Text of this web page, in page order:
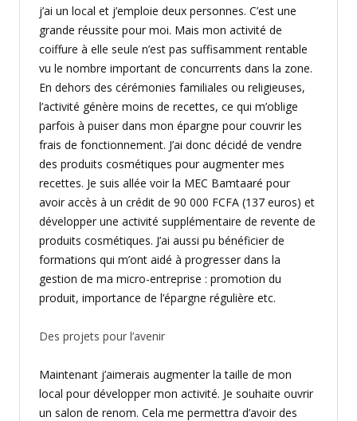
j’ai un local et j’emploie deux personnes. C’est une
grande réussite pour moi. Mais mon activité de
coiffure à elle seule n’est pas suffisamment rentable
vu le nombre important de concurrents dans la zone.
En dehors des cérémonies familiales ou religieuses,
l’activité génère moins de recettes, ce qui m’oblige
parfois à puiser dans mon épargne pour couvrir les
frais de fonctionnement. J’ai donc décidé de vendre
des produits cosmétiques pour augmenter mes
recettes. Je suis allée voir la MEC Bamtaaré pour
avoir accès à un crédit de 90 000 FCFA (137 euros) et
développer une activité supplémentaire de revente de
produits cosmétiques. J’ai aussi pu bénéficier de
formations qui m’ont aidé à progresser dans la
gestion de ma micro-entreprise : promotion du
produit, importance de l’épargne régulière etc.
Des projets pour l’avenir
Maintenant j’aimerais augmenter la taille de mon
local pour développer mon activité. Je souhaite ouvrir
un salon de renom. Cela me permettra d’avoir des